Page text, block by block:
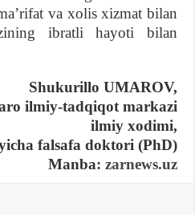
va xolis xizmat bilan
ibratli hayoti bilan
Shukurillo UMAROV,
ilmiy-tadqiqot markazi
ilmiy xodimi,
falsafa doktori (PhD)
Manba: zarnews.uz